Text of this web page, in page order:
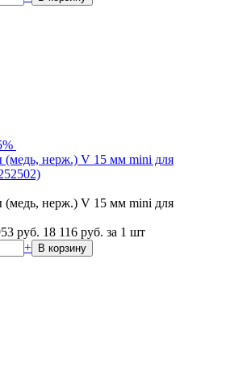
(медь, нерж.) V 15 мм mini для
(медь, нерж.) V 15 мм mini для
руб. 18 116 руб. за 1 шт
+ В корзину